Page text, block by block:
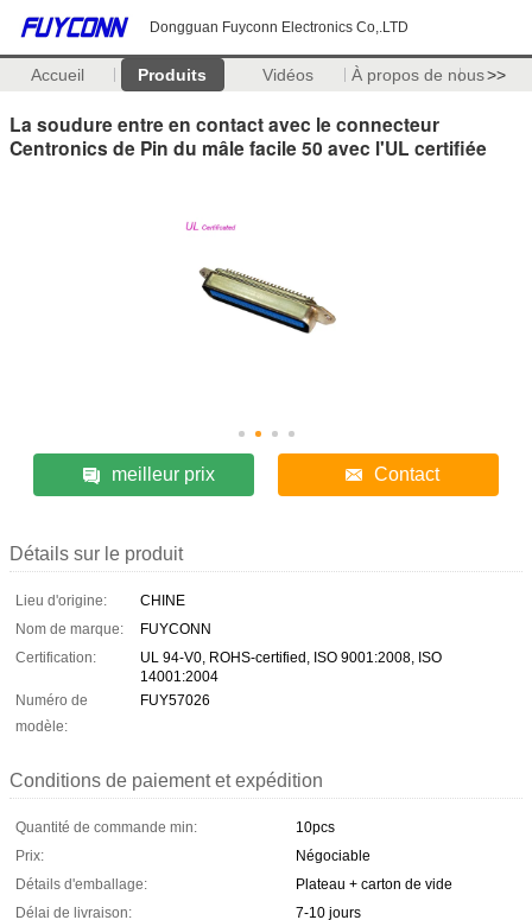
Dongguan Fuyconn Electronics Co,.LTD
Accueil Produits Vidéos À propos de nous>>
La soudure entre en contact avec le connecteur
Centronics de Pin du mâle facile 50 avec l'UL certifiée
meilleur prix Contact
Détails sur le produit
Lieu d'origine:
CHINE
Nom de marque:
FUYCONN
Certification:
UL 94-V0, ROHS-certified, ISO 9001:2008, ISO
14001:2004
Numéro de
modèle:
FUY57026
Conditions de paiement et expédition
Quantité de commande min:
10pcs
Prix:
Négociable
Détails d'emballage:
Plateau + carton de vide
Délai de livraison:
7-10 jours